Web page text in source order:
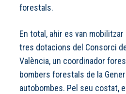
forestals.
En total, ahir es van
tres dotacions del Consorci
València, un coordinador
bombers forestals de la
autobombes. Pel seu costat,